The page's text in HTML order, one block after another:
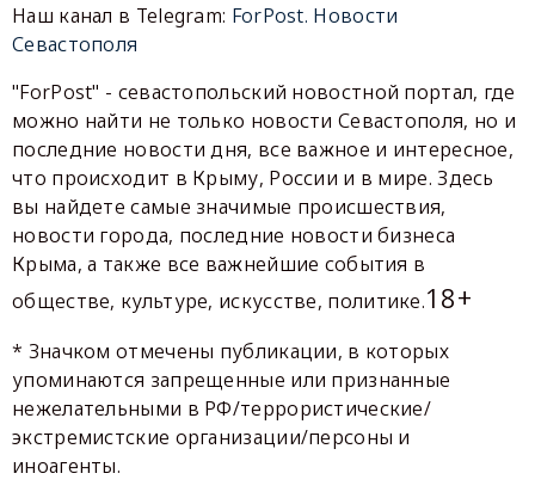
Наш канал в Telegram: ForPost. Новости
Севастополя
"ForPost" - севастопольский новостной портал, где
можно найти не только новости Севастополя, но и
последние новости дня, все важное и интересное,
что происходит в Крыму, России и в мире. Здесь
вы найдете самые значимые происшествия,
новости города, последние новости бизнеса
Крыма, а также все важнейшие события в
обществе, культуре, искусстве, политике.18+
* Значком отмечены публикации, в которых
упоминаются запрещенные или признанные
нежелательными в РФ/террористические/
экстремистские организации/персоны и
иноагенты.